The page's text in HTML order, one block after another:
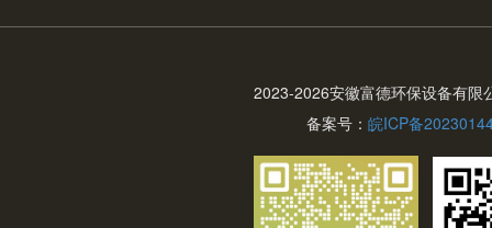
2023-2026安徽富德环保设备有限
备案号： 皖ICP备